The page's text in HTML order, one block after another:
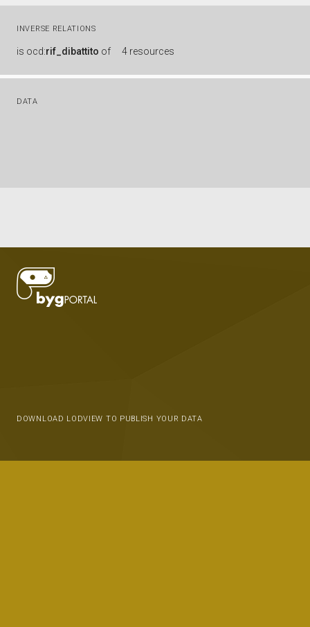
INVERSE RELATIONS
is ocd:rif_dibattito of 4 resources
DATA
DOWNLOAD LODVIEW TO PUBLISH YOUR DATA